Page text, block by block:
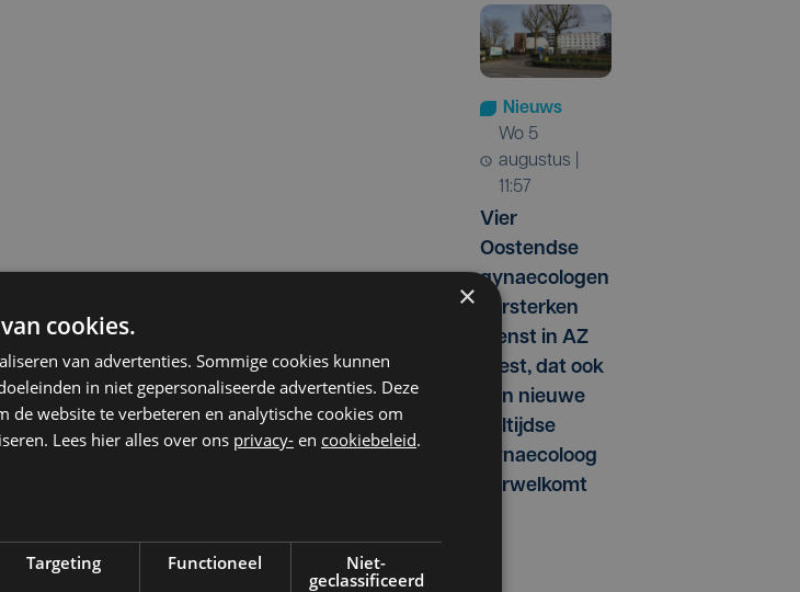
Nieuws
wo 5
augustus |
11:57
Vier
Oostendse
gynaecologen
versterken
dienst in AZ
West, dat ook
een nieuwe
voltijdse
gynaecoloog
verwelkomt
×
cookies.
van advertenties. Sommige cookies kunnen
in niet gepersonaliseerde advertenties. Deze
de website te verbeteren en analytische cookies om
Lees hier alles over ons privacy- en cookiebeleid.
Targeting Functioneel
Niet-
geclassificeerd